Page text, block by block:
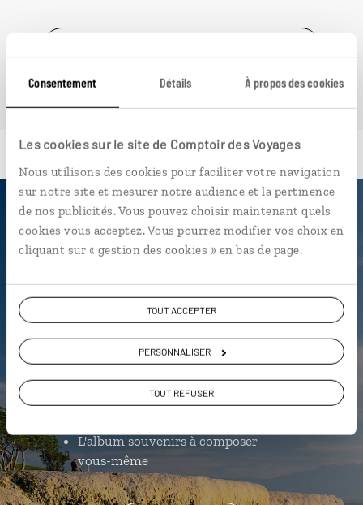
Consentement Détails À propos des cookies
Les cookies sur le site de Comptoir des Voyages
Nous utilisons des cookies pour faciliter votre navigation
sur notre site et mesurer notre audience et la pertinence
de nos publicités. Vous pouvez choisir maintenant quels
cookies vous acceptez. Vous pourrez modifier vos choix en
cliquant sur « gestion des cookies » en bas de page.
TOUT ACCEPTER
PERSONNALISER
TOUT REFUSER
Luciole,
l'appli qui vous guide en Turquie
L’itinéraire vers votre hôtel
troglodyte en 1 clic
Notre sélection de bazars à
Istanbul
Les plus beaux édifices religieux
L'album souvenirs à composer
vous-même